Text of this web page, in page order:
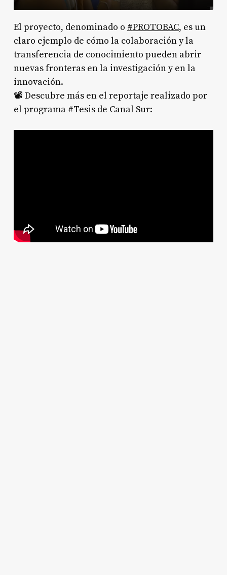
El proyecto, denominado o #PROTOBAC, es un
claro ejemplo de cómo la colaboración y la
transferencia de conocimiento pueden abrir
nuevas fronteras en la investigación y en la
innovación.
📽️ Descubre más en el reportaje realizado por
el programa #Tesis de Canal Sur: